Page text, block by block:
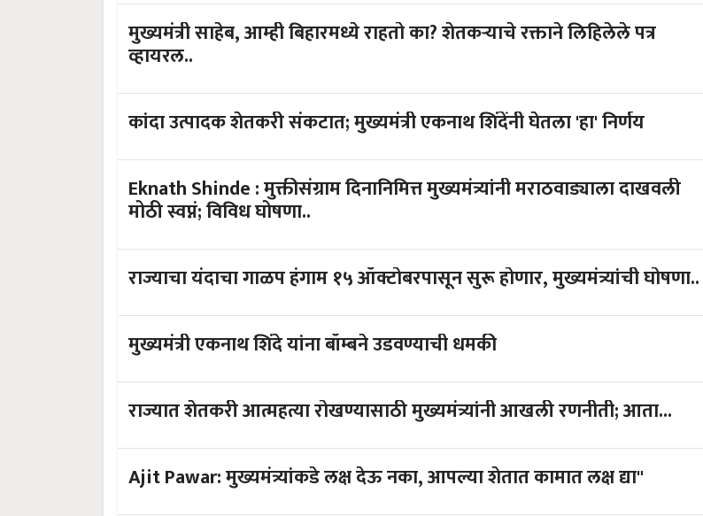
मुख्यमंत्री साहेब, आम्ही बिहारमध्ये राहतो का? शेतकऱ्याचे रक्ताने लिहिलेले पत्र
व्हायरल..
कांदा उत्पादक शेतकरी संकटात; मुख्यमंत्री एकनाथ शिंदेंनी घेतला 'हा' निर्णय
Eknath Shinde : मुक्तीसंग्राम दिनानिमित्त मुख्यमंत्र्यांनी मराठवाड्याला दाखवली
मोठी स्वप्नं; विविध घोषणा..
राज्याचा यंदाचा गाळप हंगाम १५ ऑक्टोबरपासून सुरू होणार, मुख्यमंत्र्यांची घोषणा..
मुख्यमंत्री एकनाथ शिंदे यांना बॉम्बने उडवण्याची धमकी
राज्यात शेतकरी आत्महत्या रोखण्यासाठी मुख्यमंत्र्यांनी आखली रणनीती; आता...
Ajit Pawar: मुख्यमंत्र्यांकडे लक्ष देऊ नका, आपल्या शेतात कामात लक्ष द्या"